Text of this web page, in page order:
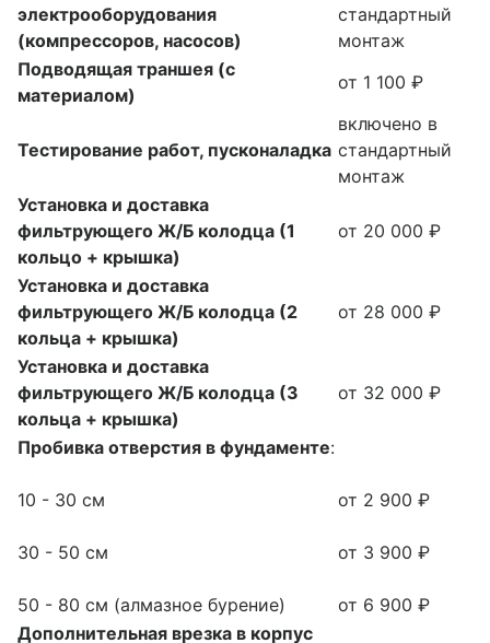
электрооборудования
(компрессоров, насосов)
стандартный
монтаж
Подводящая траншея (с
материалом)
от 1 100 ₽
Тестирование работ, пусконаладка
включено в
стандартный
монтаж
Установка и доставка
фильтрующего Ж/Б колодца (1
кольцо + крышка)
от 20 000 ₽
Установка и доставка
фильтрующего Ж/Б колодца (2
кольца + крышка)
от 28 000 ₽
Установка и доставка
фильтрующего Ж/Б колодца (3
кольца + крышка)
от 32 000 ₽
Пробивка отверстия в фундаменте:
10 - 30 см
30 - 50 см
50 - 80 см (алмазное бурение)
от 2 900 ₽
от 3 900 ₽
от 6 900 ₽
Дополнительная врезка в корпус